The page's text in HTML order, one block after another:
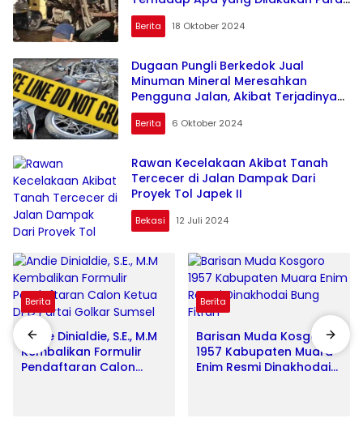
Pengusaha Tambang
Berita 18 Oktober 2024
Dugaan Pungli Berkedok Jual
Minuman Mineral Meresahkan
Pengguna Jalan, Akibat Terjadinya
Lakalantas
Berita 6 Oktober 2024
Rawan Kecelakaan Akibat Tanah
Tercecer di Jalan Dampak Dari
Proyek Tol Japek II
Bekasi 12 Juli 2024
Berita
Andie Dinialdie, S.E., M.M
Kembalikan Formulir
Pendaftaran Calon
Berita
Barisan Muda Kosgoro
1957 Kabupaten Muara
Enim Resmi Dinakhodai